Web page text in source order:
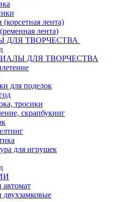
(корсетная лента)
лента)
ДЛЯ ТВОРЧЕСТВА
ДЛЯ ТВОРЧЕСТВА
для поделок
тросики
скрапбукинг
для игрушек